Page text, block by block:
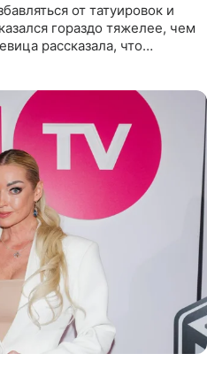
от татуировок и
гораздо тяжелее, чем
рассказала, что